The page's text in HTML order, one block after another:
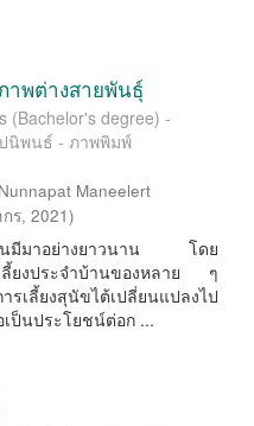
าพต่างสายพันธุ์
(Bachelor's degree) -
นิพนธ์ - ภาพพิมพ์
Nunnapat Maneelert
ร, 2021)
นมีมาอย่างยาวนาน โดย
ยงประจำบ้านของหลาย ๆ
เลี้ยงสุนัขไต้เปลี่ยนแปลงไป
ป็นประโยชน์ต่อก ...